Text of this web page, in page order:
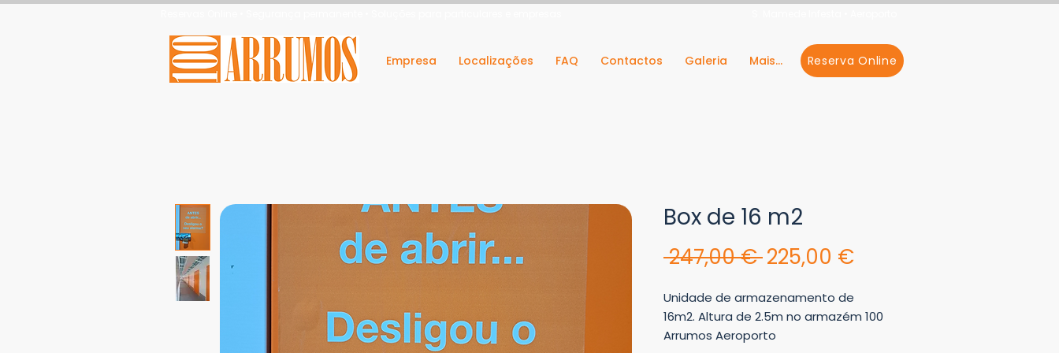
Empresa Localizações FAQ Contactos Galeria Mais... Reserva Online
Box de 16 m2
247,00 € Preço
normal
225,00 €
Unidade de armazenamento de
16m2. Altura de 2.5m no armazém 100
Arrumos Aeroporto